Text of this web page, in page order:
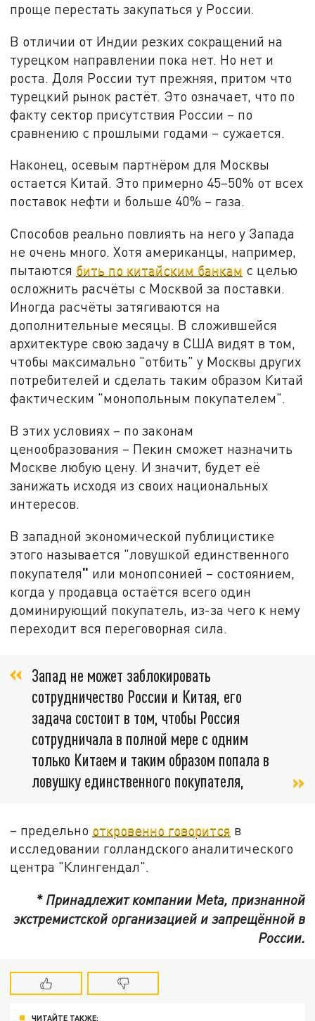
проще перестать закупаться у России.
В отличии от Индии резких сокращений на
турецком направлении пока нет. Но нет и
роста. Доля России тут прежняя, притом что
турецкий рынок растёт. Это означает, что по
факту сектор присутствия России – по
сравнению с прошлыми годами – сужается.
Наконец, осевым партнёром для Москвы
остается Китай. Это примерно 45–50% от всех
поставок нефти и больше 40% – газа.
Способов реально повлиять на него у Запада
не очень много. Хотя американцы, например,
пытаются бить по китайским банкам с целью
осложнить расчёты с Москвой за поставки.
Иногда расчёты затягиваются на
дополнительные месяцы. В сложившейся
архитектуре свою задачу в США видят в том,
чтобы максимально "отбить" у Москвы других
потребителей и сделать таким образом Китай
фактическим "монопольным покупателем".
В этих условиях – по законам
ценообразования – Пекин сможет назначить
Москве любую цену. И значит, будет её
занижать исходя из своих национальных
интересов.
В западной экономической публицистике
этого называется "ловушкой единственного
покупателя" или монопсонией – состоянием,
когда у продавца остаётся всего один
доминирующий покупатель, из-за чего к нему
переходит вся переговорная сила.
Запад не может заблокировать
сотрудничество России и Китая, его
задача состоит в том, чтобы Россия
сотрудничала в полной мере с одним
только Китаем и таким образом попала в
ловушку единственного покупателя,
– предельно откровенно говорится в
исследовании голландского аналитического
центра "Клингендал".
* Принадлежит компании Meta, признанной
экстремистской организацией и запрещённой в
России.
ЧИТАЙТЕ ТАКЖЕ: